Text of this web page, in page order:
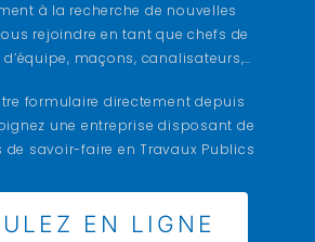
EN GÉNIE CIVIL
à la recherche de nouvelles
rejoindre en tant que chefs de
maçons, canalisateurs,…
formulaire directement depuis
une entreprise disposant de
de savoir-faire en Travaux Publics
EN LIGNE